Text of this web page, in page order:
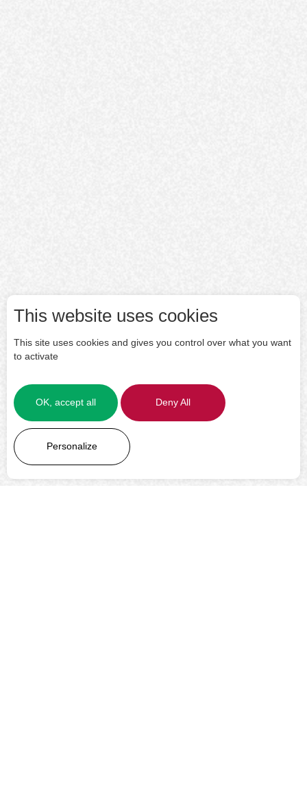
This website uses cookies
This site uses cookies and gives you control over what you want
to activate
OK, accept all Deny All
Personalize